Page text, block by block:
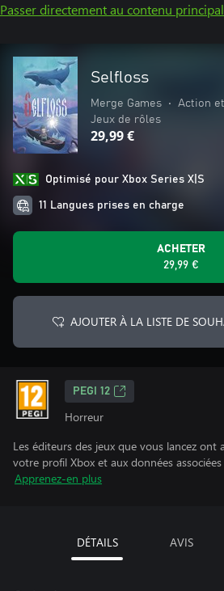
Passer directement au contenu principal
Selfloss
Merge Games • Action
Jeux de rôles
29,99 €
Optimisé pour Xbox Series X|S
11 Langues prises en charge
ACHETER
29,99 €
AJOUTER À LA LISTE DE
PEGI 12
Horreur
Les éditeurs des jeux que vous lancez ont
votre profil Xbox et aux données
Apprenez-en plus
DÉTAILS AVIS